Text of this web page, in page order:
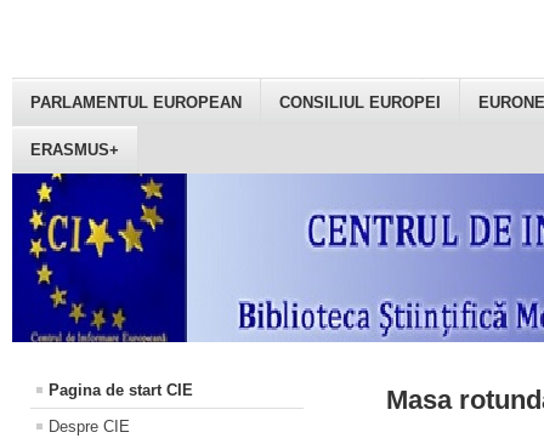
PARLAMENTUL EUROPEAN CONSILIUL EUROPEI
ERASMUS+
Pagina de start CIE
Despre CIE
Masa